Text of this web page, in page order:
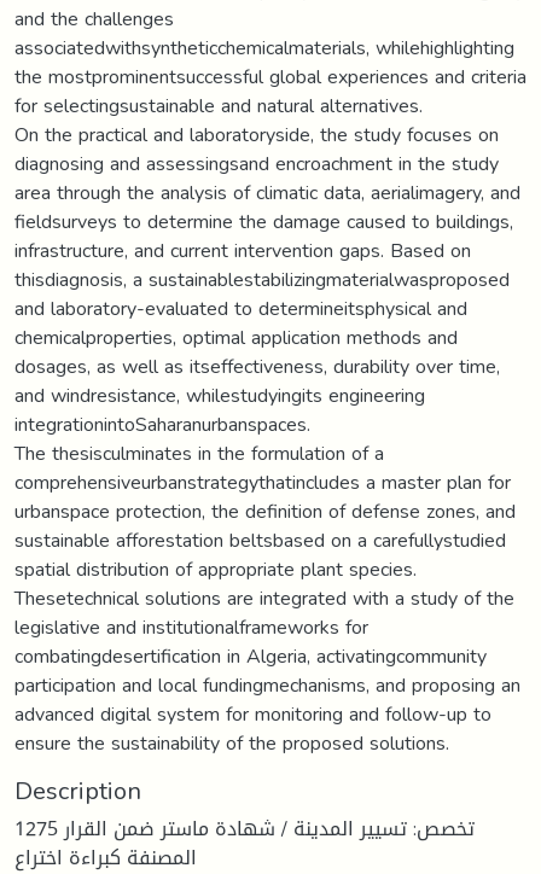
and the challenges
associatedwithsyntheticchemicalmaterials, whilehighlighting
the mostprominentsuccessful global experiences and criteria
for selectingsustainable and natural alternatives.
On the practical and laboratoryside, the study focuses on
diagnosing and assessingsand encroachment in the study
area through the analysis of climatic data, aerialimagery, and
fieldsurveys to determine the damage caused to buildings,
infrastructure, and current intervention gaps. Based on
thisdiagnosis, a sustainablestabilizingmaterialwasproposed
and laboratory-evaluated to determineitsphysical and
chemicalproperties, optimal application methods and
dosages, as well as itseffectiveness, durability over time,
and windresistance, whilestudyingits engineering
integrationintoSaharanurbanspaces.
The thesisculminates in the formulation of a
comprehensiveurbanstrategythatincludes a master plan for
urbanspace protection, the definition of defense zones, and
sustainable afforestation beltsbased on a carefullystudied
spatial distribution of appropriate plant species.
Thesetechnical solutions are integrated with a study of the
legislative and institutionalframeworks for
combatingdesertification in Algeria, activatingcommunity
participation and local fundingmechanisms, and proposing an
advanced digital system for monitoring and follow-up to
ensure the sustainability of the proposed solutions.
Description
تخصص: تسيير المدينة / شهادة ماستر ضمن القرار 1275
المصنفة كبراءة اختراع